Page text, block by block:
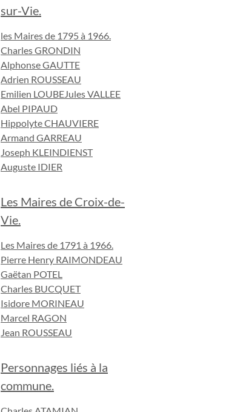
sur-Vie.
les Maires de 1795 à 1966.
Charles GRONDIN
Alphonse GAUTTE
Adrien ROUSSEAU
Emilien LOUBEJules VALLEE
Abel PIPAUD
Hippolyte CHAUVIERE
Armand GARREAU
Joseph KLEINDIENST
Auguste IDIER
Les Maires de Croix-de-
Vie.
Les Maires de 1791 à 1966.
Pierre Henry RAIMONDEAU
Gaëtan POTEL
Charles BUCQUET
Isidore MORINEAU
Marcel RAGON
Jean ROUSSEAU
Personnages liés à la
commune.